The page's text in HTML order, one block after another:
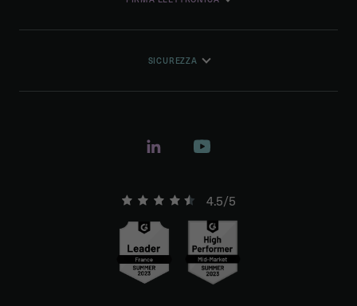
SICUREZZA
4.5/5